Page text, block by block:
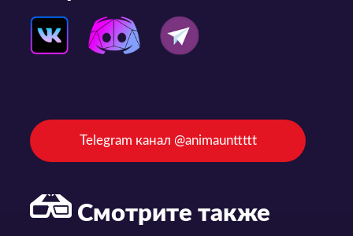
Telegram канал @animaunttttt
Смотрите также